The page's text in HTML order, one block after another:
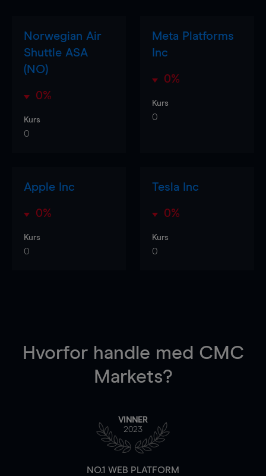
Norwegian Air
Shuttle ASA
(NO)
0%
Kurs
0
Meta Platforms
Inc
0%
Kurs
0
Apple Inc
0%
Kurs
0
Tesla Inc
0%
Kurs
0
Hvorfor handle med CMC
Markets?
VINNER
2023
NO.1 WEB PLATFORM